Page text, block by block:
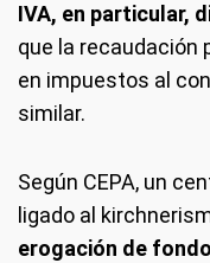
IVA, en particular,
que la recaudación
en impuestos al
similar.
Según CEPA, un
ligado al
erogación de